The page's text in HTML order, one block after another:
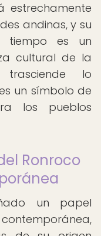
estrechamente
andinas, y su
tiempo es un
cultural de la
trasciende lo
un símbolo de
los pueblos
Ronroco
un papel